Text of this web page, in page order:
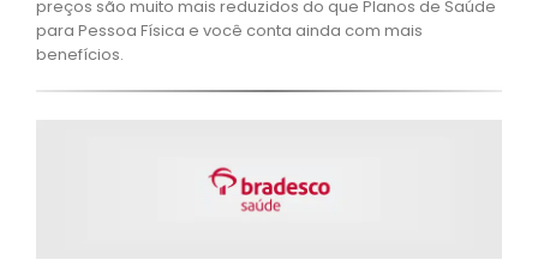
preços são muito mais reduzidos do que Planos de Saúde
para Pessoa Física e você conta ainda com mais
benefícios.